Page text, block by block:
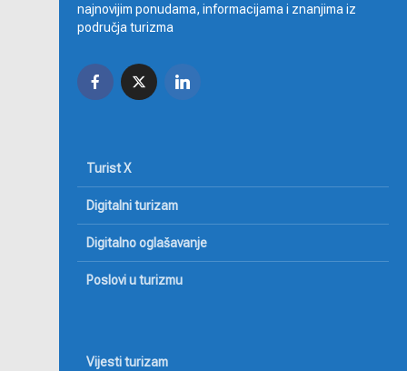
najnovijim ponudama, informacijama i znanjima iz
područja turizma
Turist X
Digitalni turizam
Digitalno oglašavanje
Poslovi u turizmu
Vijesti turizam